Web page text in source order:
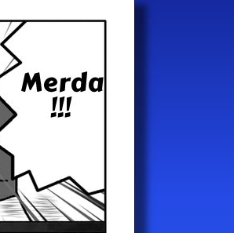
Merda
!!!